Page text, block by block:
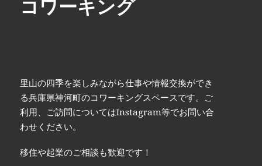
里山の四季を楽しみながら仕事や情報交換ができ
る兵庫県神河町のコワーキングスペースです。ご
利用、ご訪問についてはInstagram等でお問い合
わせください。
移住や起業のご相談も歓迎です！